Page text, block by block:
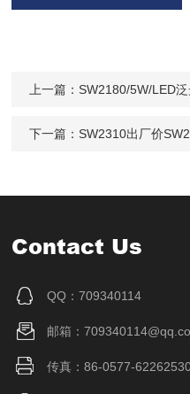
上一篇： SW2180/5W/LED泛光/IP65
下一篇： SW2310出厂价
Contact Us
QQ：709340114
邮箱：
传真：86-0577-